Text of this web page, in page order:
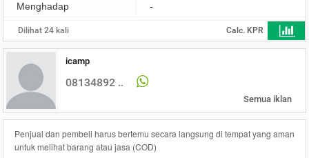
Menghadap
-
Dilihat 24 kali Calc. KPR
icamp
08134892 ..
Semua iklan
Penjual dan pembeli harus bertemu secara langsung di tempat yang aman
untuk melihat barang atau jasa (COD)